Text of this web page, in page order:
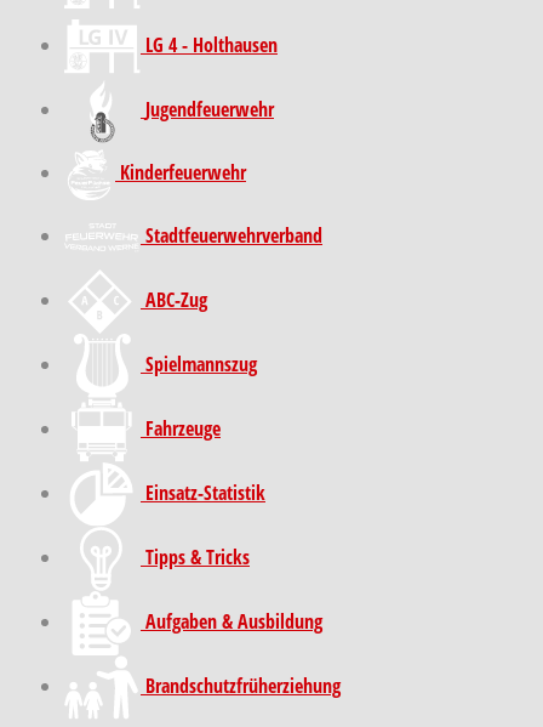
LG 4 - Holthausen
Jugendfeuerwehr
Kinder­feuer­wehr
Stadt­feuer­wehr­verband
ABC-Zug
Spielmannszug
Fahrzeuge
Einsatz-Statistik
Tipps & Tricks
Aufgaben & Ausbildung
Brand­schutz­früh­erziehung